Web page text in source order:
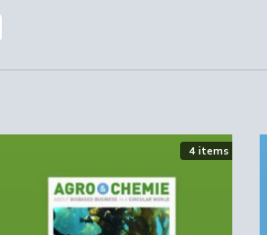
4 items